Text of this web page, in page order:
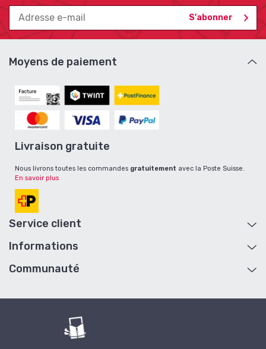
Moyens de paiement
Livraison gratuite
Nous livrons toutes les commandes gratuitement avec la Poste Suisse.
En savoir plus
Service client
Aide et contact
Retour de marchandise
Informations
A propos
Conditions générales de vente
Collaboration / Influenceur
Communauté